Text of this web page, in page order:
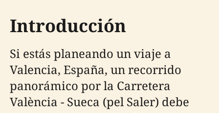
Introducción
Si estás planeando un viaje a
Valencia, España, un recorrido
panorámico por la Carretera
València - Sueca (pel Saler) debe